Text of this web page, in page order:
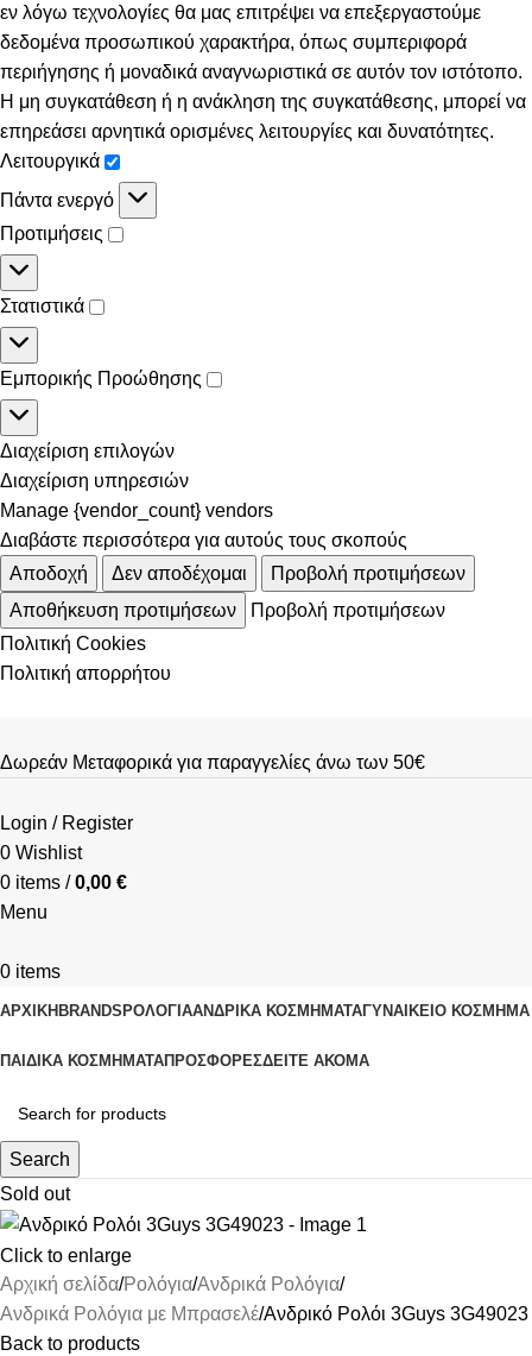
εν λόγω τεχνολογίες θα μας επιτρέψει να επεξεργαστούμε
δεδομένα προσωπικού χαρακτήρα, όπως συμπεριφορά
περιήγησης ή μοναδικά αναγνωριστικά σε αυτόν τον ιστότοπο.
Η μη συγκατάθεση ή η ανάκληση της συγκατάθεσης, μπορεί να
επηρεάσει αρνητικά ορισμένες λειτουργίες και δυνατότητες.
Λειτουργικά
Πάντα ενεργό
Προτιμήσεις
Στατιστικά
Εμπορικής Προώθησης
Διαχείριση επιλογών
Διαχείριση υπηρεσιών
Manage {vendor_count} vendors
Διαβάστε περισσότερα για αυτούς τους σκοπούς
Αποδοχή
Δεν αποδέχομαι
Προβολή προτιμήσεων
Αποθήκευση προτιμήσεων
Προβολή προτιμήσεων
Πολιτική Cookies
Πολιτική απορρήτου
Δωρεάν Μεταφορικά για παραγγελίες άνω των 50€
Login / Register
0 Wishlist
0 items / 0,00 €
Menu
0 items
ΑΡΧΙΚΗ BRANDS ΡΟΛΌΓΙΑΑΝΔΡΙΚΆ ΚΟΣΜΉΜΑΤΑΓΥΝΑΙΚΕΊΟ ΚΟΣΜΉΜΑ
ΠΑΙΔΙΚΆ ΚΟΣΜΉΜΑΤΑΠΡΟΣΦΟΡΈΣΔΕΊΤΕ ΑΚΌΜΑ
Search
Sold out
Click to enlarge
Αρχική σελίδα Ρολόγια Ανδρικά Ρολόγια
Ανδρικά Ρολόγια με Μπρασελέ Ανδρικό Ρολόι 3Guys 3G49023
Back to products